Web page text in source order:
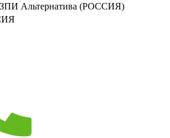
Альтернатива (РОССИЯ)